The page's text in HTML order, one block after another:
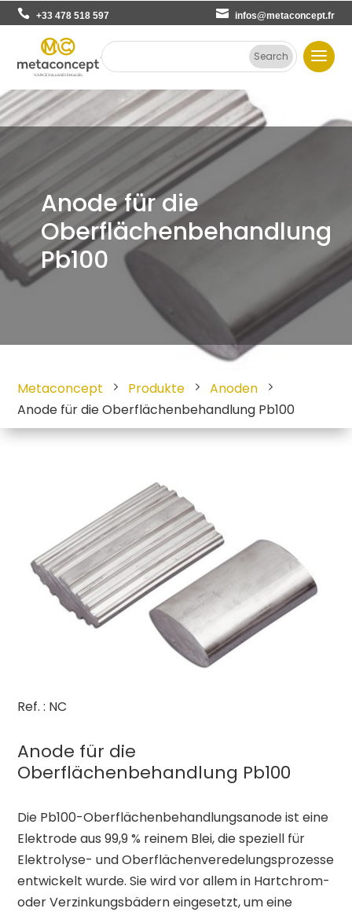
+33 478 518 597 infos@metaconcept.fr
Anode für die
Oberflächenbehandlung
Pb100
Metaconcept Produkte
Anoden
Anode für die Oberflächenbehandlung Pb100
Ref. : NC
Anode für die
Oberflächenbehandlung Pb100
Die Pb100-Oberflächenbehandlungsanode ist eine
Elektrode aus 99,9 % reinem Blei, die speziell für
Elektrolyse- und Oberflächenveredelungsprozesse
entwickelt wurde. Sie wird vor allem in Hartchrom-
oder Verzinkungsbädern eingesetzt, um eine